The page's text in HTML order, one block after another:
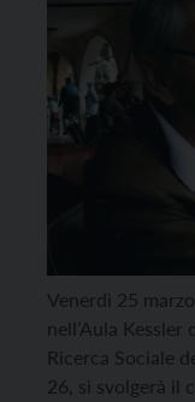
Venerdì 25
nell’Aula
Ricerca Sociale
26, si svolgerà il